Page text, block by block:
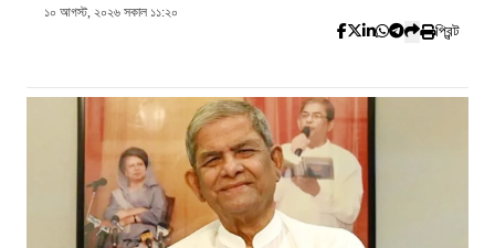
১০ আগস্ট, ২০২৬ সকাল ১১:২০
প্রিন্ট